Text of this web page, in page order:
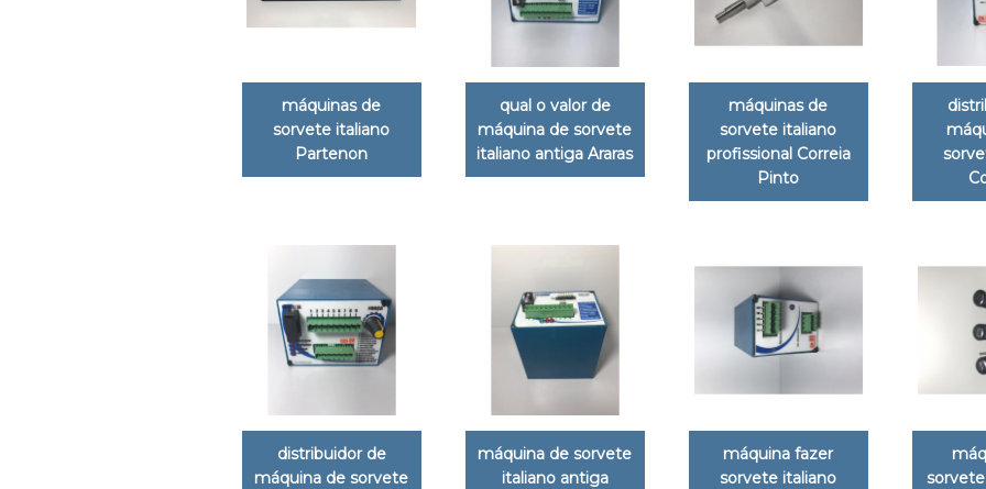
máquinas de
sorvete italiano
Partenon
qual o valor de
máquina de sorvete
italiano antiga Araras
máquinas de
sorvete italiano
profissional Correia
Pinto
distribuidor de
máquina de sorvete
máquina de sorvete
italiano antiga
máquina fazer
sorvete italiano